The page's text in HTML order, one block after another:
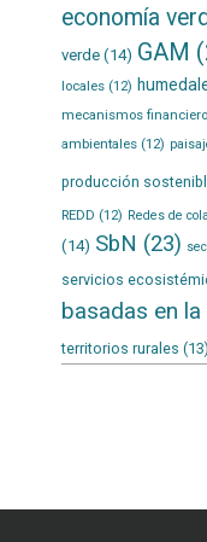
economía
verde(14) GAM
locales(12)
mecanismos
ambientales(12)
producción
REDD (12) Redes de
(14) SbN (23)
servicios
basadas en
territorios rurales (13)